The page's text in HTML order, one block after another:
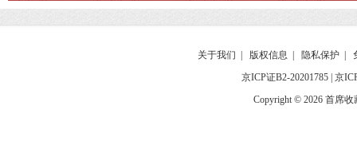
关于我们 版权信息 隐私保护
京ICP证B2-20201785 京
Copyright © 2026 首席收